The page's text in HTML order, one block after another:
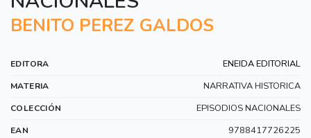
BENITO PEREZ GALDOS
EDITORA ENEIDA EDITORIAL
MATERIA NARRATIVA HISTORICA
COLECCIÓN EPISODIOS NACIONALES
EAN 9788417726225